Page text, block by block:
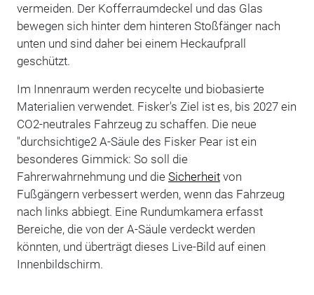
vermeiden. Der Kofferraumdeckel und das Glas
bewegen sich hinter dem hinteren Stoßfänger nach
unten und sind daher bei einem Heckaufprall
geschützt.
Im Innenraum werden recycelte und biobasierte
Materialien verwendet. Fisker's Ziel ist es, bis 2027 ein
CO2-neutrales Fahrzeug zu schaffen. Die neue
"durchsichtige2 A-Säule des Fisker Pear ist ein
besonderes Gimmick: So soll die
Fahrerwahrnehmung und die Sicherheitvon
Fußgängern verbessert werden, wenn das Fahrzeug
nach links abbiegt. Eine Rundumkamera erfasst
Bereiche, die von der A-Säule verdeckt werden
könnten, und überträgt dieses Live-Bild auf einen
Innenbildschirm.